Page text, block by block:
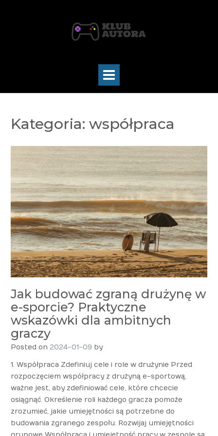
Kategoria: współpraca
Jak budować zgraną drużynę w
e-sporcie? Praktyczne
wskazówki dla ambitnych
graczy
Posted on 2024-01-09 by
1. Współpraca Zdefiniuj cele i role w drużynie Przed
rozpoczęciem współpracy z drużyną e-sportową,
ważne jest, aby zdefiniować cele, które chcecie
osiągnąć. Określenie roli każdego gracza pomoże
zrozumieć, jakie umiejętności są potrzebne do
budowania zgranego zespołu. Rozwijaj umiejętności